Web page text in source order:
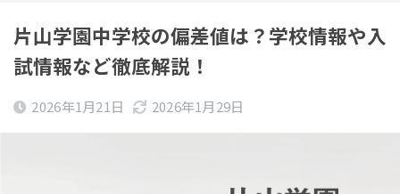
片山学園中学校の偏差値は？学校情報や入
試情報など徹底解説！
2026年1月21日 2026年1月29日